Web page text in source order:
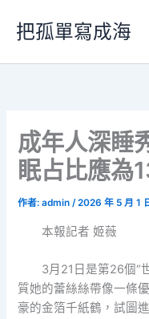
要
把孤單寫成海
成年人深睡
眠占比應為
作者:admin/2026 年 5 月 1
本報記者 姬薇
3月21日是第26個“
質她的蕾絲絲帶像一條
豪的金箔千紙鶴，試圖